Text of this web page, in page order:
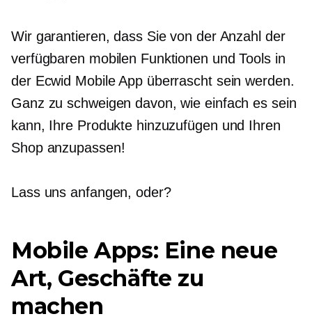
Wir garantieren, dass Sie von der Anzahl der
verfügbaren mobilen Funktionen und Tools in
der Ecwid Mobile App überrascht sein werden.
Ganz zu schweigen davon, wie einfach es sein
kann, Ihre Produkte hinzuzufügen und Ihren
Shop anzupassen!
Lass uns anfangen, oder?
Mobile Apps: Eine neue
Art, Geschäfte zu
machen